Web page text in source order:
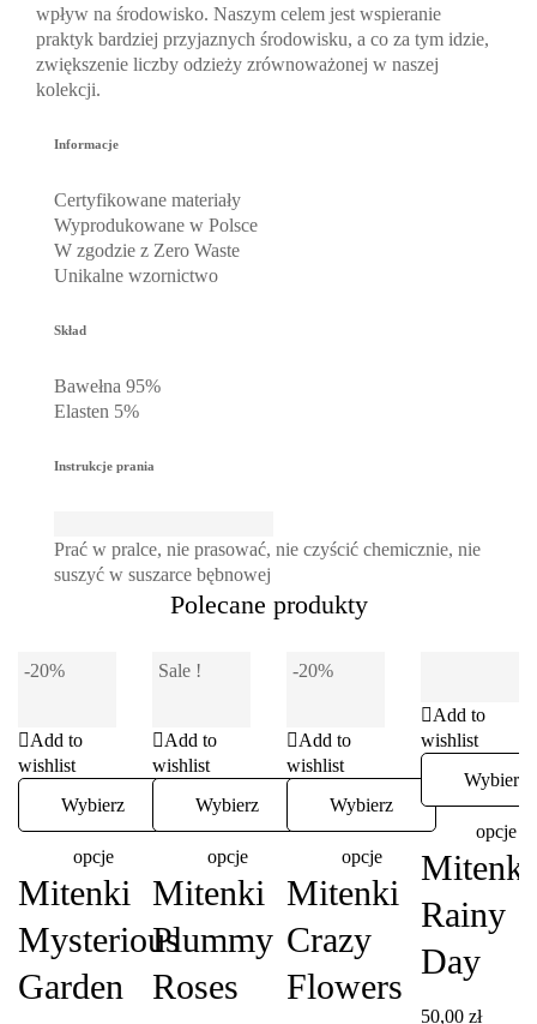
wpływ na środowisko. Naszym celem jest wspieranie
praktyk bardziej przyjaznych środowisku, a co za tym idzie,
zwiększenie liczby odzieży zrównoważonej w naszej
kolekcji.
Informacje
Certyfikowane materiały
Wyprodukowane w Polsce
W zgodzie z Zero Waste
Unikalne wzornictwo
Skład
Bawełna 95%
Elasten 5%
Instrukcje prania
Prać w pralce, nie prasować, nie czyścić chemicznie, nie
suszyć w suszarce bębnowej
Polecane produkty
-20%
Add to
wishlist
Wybierz
opcje
Mitenki
Mysterious
Garden
Sale !
Add to
wishlist
Wybierz
opcje
Mitenki
Plummy
Roses
-20%
Add to
wishlist
Wybierz
opcje
Mitenki
Crazy
Flowers
Add to
wishlist
Wybierz
opcje
Mitenki
Rainy
Day
50,00 zł